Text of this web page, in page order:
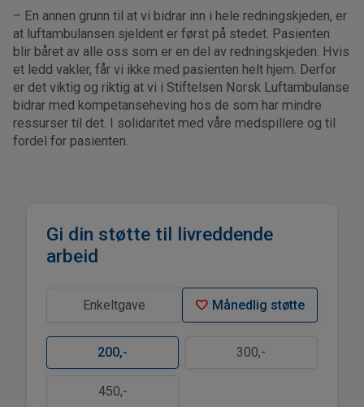
– En annen grunn til at vi bidrar inn i hele redningskjeden, er
at luftambulansen sjeldent er først på stedet. Pasienten
blir båret av alle oss som er en del av redningskjeden. Hvis
et ledd vakler, får vi ikke med pasienten helt hjem. Derfor
er det viktig og riktig at vi i Stiftelsen Norsk Luftambulanse
bidrar med kompetanseheving hos de som har mindre
ressurser til det. I solidaritet med våre medspillere og til
fordel for pasienten.
Gi din støtte til livreddende
arbeid
Enkeltgave favorite Månedlig støtte
200,- 300,-
450,-